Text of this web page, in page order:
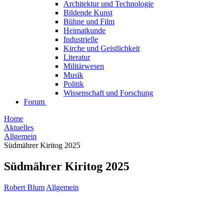
Architektur und Technologie
Bildende Kunst
Bühne und Film
Heimatkunde
Industrielle
Kirche und Geistlichkeit
Literatur
Militärwesen
Musik
Politik
Wissenschaft und Forschung
Forum
Home
Aktuelles
Allgemein
Südmährer Kiritog 2025
Südmährer Kiritog 2025
Robert Blum Allgemein